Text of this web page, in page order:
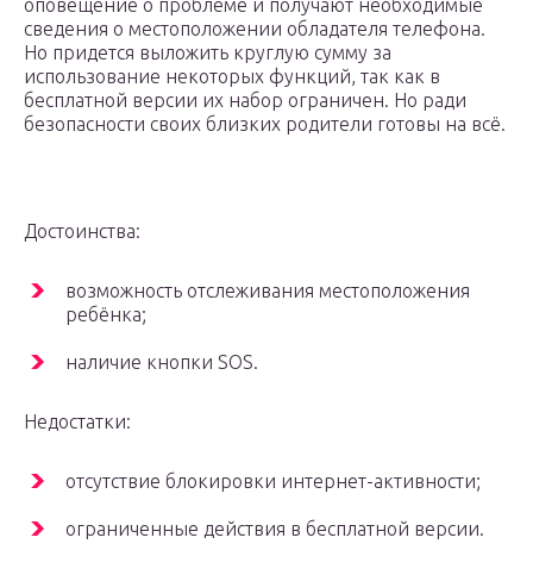
оповещение о проблеме и получают необходимые
сведения о местоположении обладателя телефона.
Но придется выложить круглую сумму за
использование некоторых функций, так как в
бесплатной версии их набор ограничен. Но ради
безопасности своих близких родители готовы на всё.
Достоинства:
возможность отслеживания местоположения
ребёнка;
наличие кнопки SOS.
Недостатки:
отсутствие блокировки интернет-активности;
ограниченные действия в бесплатной версии.